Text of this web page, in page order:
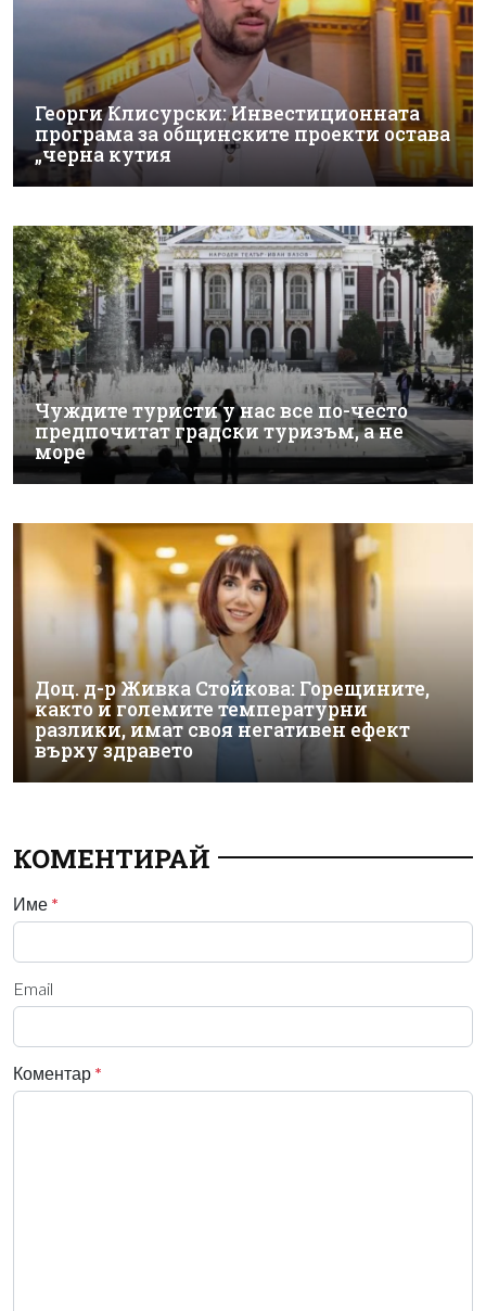
Георги Клисурски: Инвестиционната
програма за общинските проекти остава
„черна кутия
Чуждите туристи у нас все по-често
предпочитат градски туризъм, а не
море
Доц. д-р Живка Стойкова: Горещините,
както и големите температурни
разлики, имат своя негативен ефект
върху здравето
КОМЕНТИРАЙ
Име *
Email
Коментар *